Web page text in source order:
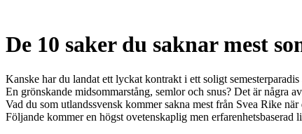
1
De 10 saker du saknar mest
Kanske har du landat ett lyckat kontrakt i ett soligt
En grönskande midsommarstång, semlor och snus? Det är några
Vad du som utlandssvensk kommer sakna mest från Svea Rike
Följande kommer en högst ovetenskaplig men